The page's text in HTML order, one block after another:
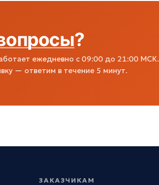
?
ежедневно с 09:00 до 21:00 МСК.
— ответим в течение 5 минут.
ЗАКАЗЧИКАМ